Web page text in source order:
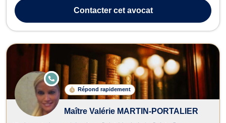
priorité : assurer un suivi personnalisé et une défense efficace, en
toute transparenc...
Contactercet avocat
Répond rapidement
E
N
LI
G
N
E
Maître Valérie MARTIN-PORTALIER